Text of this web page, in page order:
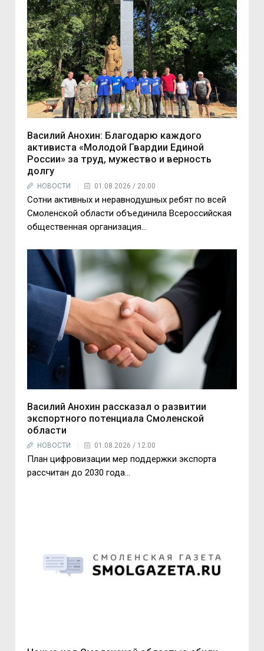
Василий Анохин: Благодарю каждого
активиста «Молодой Гвардии Единой
России» за труд, мужество и верность
долгу
НОВОСТИ 01.08.2026 / 20:00
Сотни активных и неравнодушных ребят по всей
Смоленской области объединила Всероссийская
общественная организация...
Василий Анохин рассказал о развитии
экспортного потенциала Смоленской
области
НОВОСТИ 01.08.2026 / 12:00
План цифровизации мер поддержки экспорта
рассчитан до 2030 года...